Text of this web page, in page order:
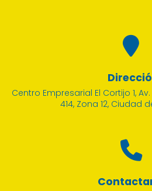
Centro Empresarial El Cortijo 1,
414, Zona 12, Ciudad